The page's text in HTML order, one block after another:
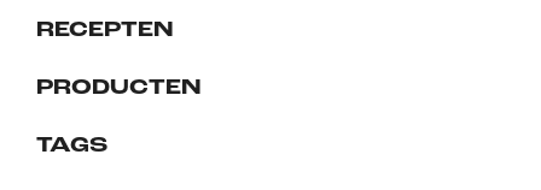
RECEPTEN
PRODUCTEN
TAGS